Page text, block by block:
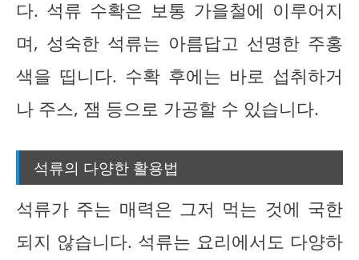
다. 석류 수확은 보통 가을철에 이루어지
며, 성숙한 석류는 아름답고 선명한 주홍
색을 띱니다. 수확 후에는 바로 섭취하거
나 주스, 잼 등으로 가공할 수 있습니다.
석류의 다양한 활용법
석류가 주는 매력은 그저 먹는 것에 국한
되지 않습니다. 석류는 요리에서도 다양하